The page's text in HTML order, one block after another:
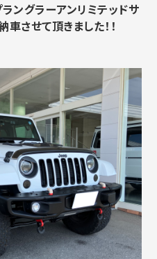
ングラーアンリミテッドサ
車させて頂きました！！